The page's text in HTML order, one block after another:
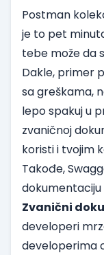
Postman
je to pet
tebe može da
Dakle, primer
sa greškama,
lepo spakuj u
zvaničnoj
koristi i tvojim
Takođe,
dokumentaciju
Zvanični
developeri
developerima